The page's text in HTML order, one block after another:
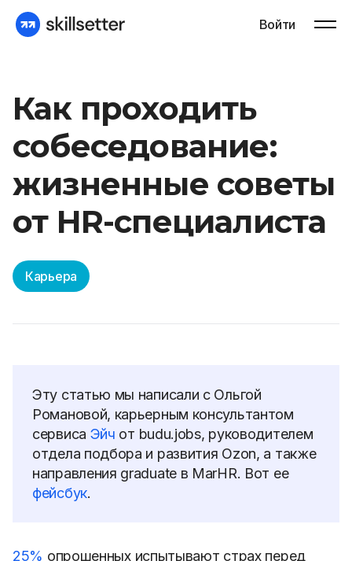
Войти
Как проходить
собеседование:
жизненные советы
от HR-специалиста
Карьера
Эту статью мы написали с Ольгой
Романовой, карьерным консультантом
сервиса Эйч от budu.jobs, руководителем
отдела подбора и развития Ozon, а также
направления graduate в MarHR. Вот ее
фейсбук.
25% опрошенных испытывают страх перед